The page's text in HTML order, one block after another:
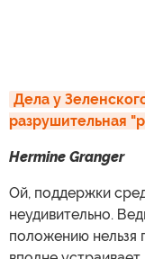
Дела у
разрушительная
Hermine Granger
Ой, поддержки
неудивительно.
положению нельзя